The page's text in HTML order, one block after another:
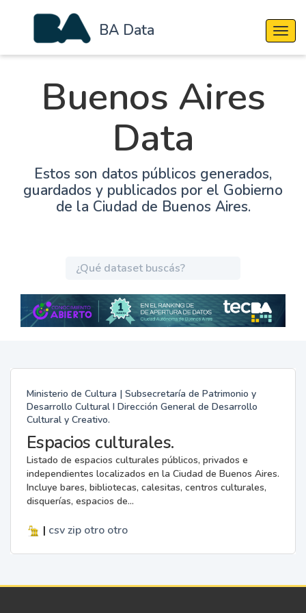
BA Data
Buenos Aires
Data
Estos son datos públicos generados,
guardados y publicados por el Gobierno
de la Ciudad de Buenos Aires.
Ministerio de Cultura | Subsecretaría de Patrimonio y
Desarrollo Cultural I Dirección General de Desarrollo
Cultural y Creativo.
Espacios culturales.
Listado de espacios culturales públicos, privados e
independientes localizados en la Ciudad de Buenos Aires.
Incluye bares, bibliotecas, calesitas, centros culturales,
disquerías, espacios de...
| csv zip otro otro